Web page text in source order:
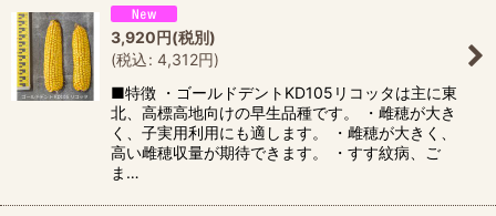
3,920円(税別)
(税込: 4,312円)
■特徴 ・ゴールドデントKD105リコッタは主に東
北、高標高地向けの早生品種です。 ・雌穂が大き
く、子実用利用にも適します。 ・雌穂が大きく、
高い雌穂収量が期待できます。 ・すす紋病、ご
ま…